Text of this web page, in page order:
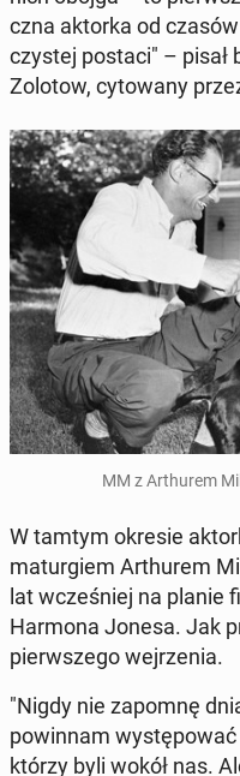
cz­na aktorka od
czystej postaci" – pisał
Zolotow, cy­towany
MM z Arthurem
W tamtym okresie
maturgiem Arthurem
lat wcześniej na planie
Harmona Jonesa. Jak
pier­wszego we­jrzenia.
"Nigdy nie zapomnę
powin­nam
którzy byli wokół nas.